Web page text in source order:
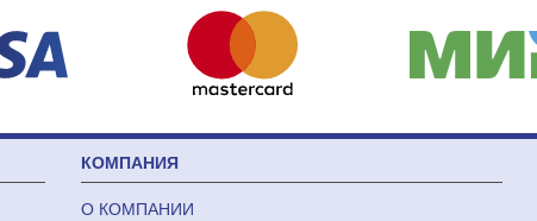
КОМПАНИЯ
О КОМПАНИИ